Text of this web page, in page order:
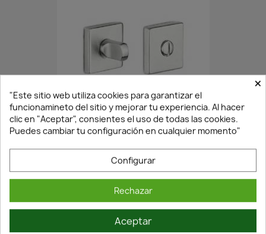
En Stock·Envío 24/48h
CONDENA-DESCONDENA CABINAS...
11,51 €8,05 €
×
"Este sitio web utiliza cookies para garantizar el
funcionamineto del sitio y mejorar tu experiencia. Al hacer
clic en "Aceptar", consientes el uso de todas las cookies.
Puedes cambiar tu configuración en cualquier momento"
Configurar
Rechazar
Aceptar